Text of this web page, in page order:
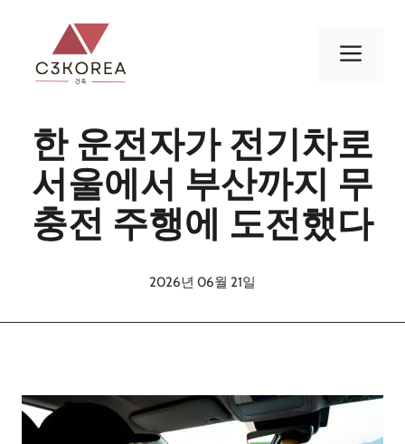
메
한 운전자가 전기차로
서울에서 부산까지 무
충전 주행에 도전했다
2026년 06월 21일